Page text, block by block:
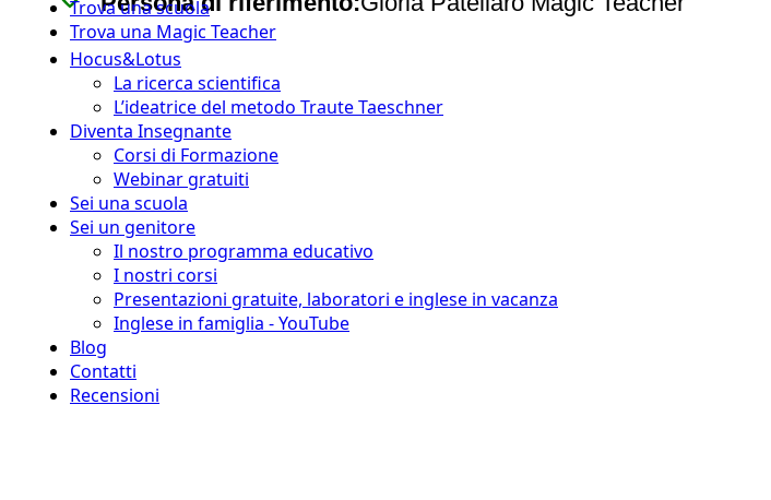
Trova una scuola
Trova una Magic Teacher
Hocus&Lotus
La ricerca scientifica
L’ideatrice del metodo Traute Taeschner
Diventa Insegnante
Corsi di Formazione
Webinar gratuiti
Sei una scuola
Sei un genitore
Il nostro programma educativo
I nostri corsi
Presentazioni gratuite, laboratori e inglese in vacanza
Inglese in famiglia - YouTube
Blog
Contatti
Recensioni